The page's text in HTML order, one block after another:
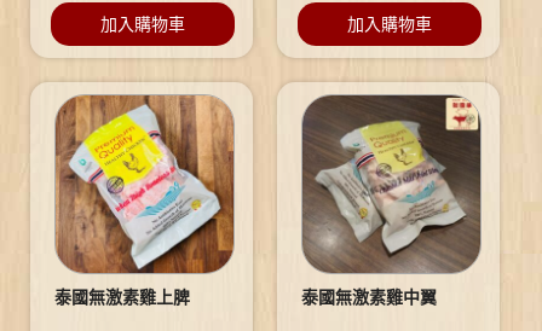
加入購物車 加入購物車
泰國無激素雞上脾 泰國無激素雞中翼